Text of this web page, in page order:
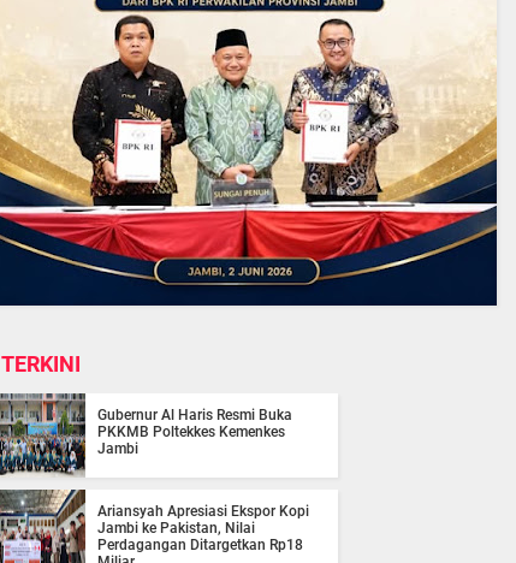
TERKINI
Gubernur Al Haris Resmi Buka
PKKMB Poltekkes Kemenkes
Jambi
Ariansyah Apresiasi Ekspor Kopi
Jambi ke Pakistan, Nilai
Perdagangan Ditargetkan Rp18